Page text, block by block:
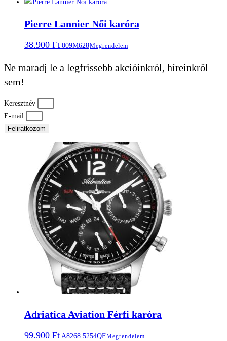
Pierre Lannier Női karóra
38.900 Ft 009M628Megrendelem
Ne maradj le a legfrissebb akcióinkról, híreinkről
sem!
Keresztnév
E-mail
Feliratkozom
Adriatica Aviation Férfi karóra
99.900 Ft A8268.5254QFMegrendelem